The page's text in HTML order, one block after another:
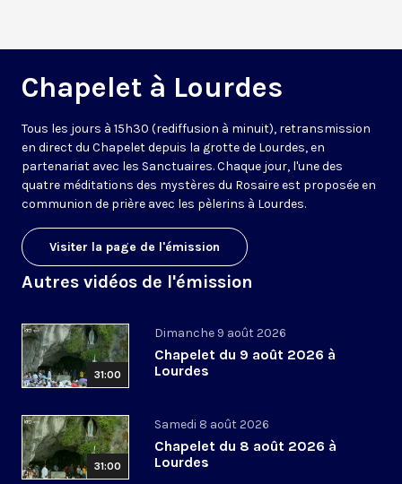
Chapelet à Lourdes
Tous les jours à 15h30 (rediffusion à minuit), retransmission
en direct du Chapelet depuis la grotte de Lourdes, en
partenariat avec les Sanctuaires. Chaque jour, l'une des
quatre méditations des mystères du Rosaire est proposée en
communion de prière avec les pèlerins à Lourdes.
Visiter la page de l'émission
Autres vidéos de l'émission
31:00
Dimanche 9 août 2026
Chapelet du 9 août 2026 à
Lourdes
31:00
Samedi 8 août 2026
Chapelet du 8 août 2026 à
Lourdes